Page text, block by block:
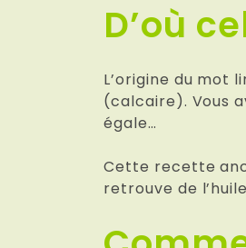
D’où
L’origine du mot
(calcaire). Vous
égale…
Cette recette
retrouve de